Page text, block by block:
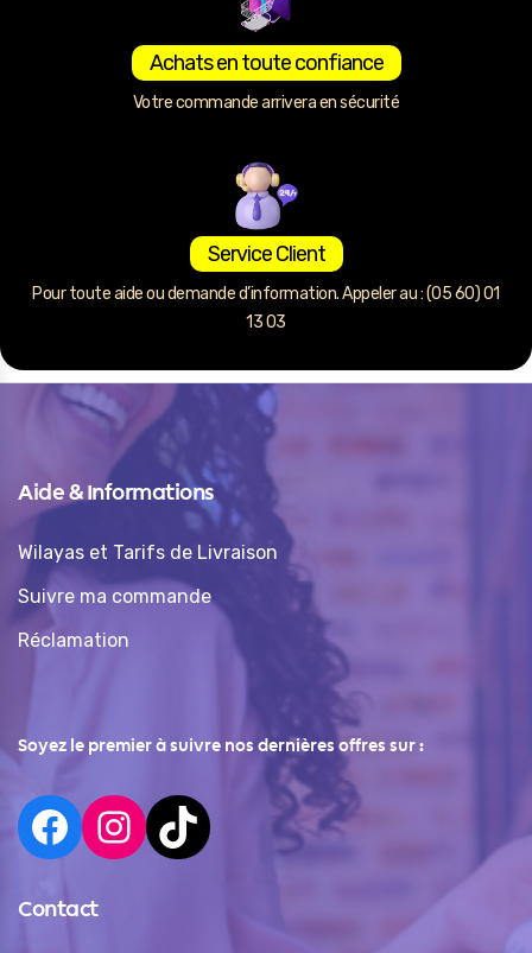
Achats en toute confiance
Votre commande arrivera en sécurité
Service Client
Pour toute aide ou demande d’information. Appeler au : (05 60) 01
13 03
Aide & Informations
Wilayas et Tarifs de Livraison
Suivre ma commande
Réclamation
Soyez le premier à suivre nos dernières offres sur :
Contact